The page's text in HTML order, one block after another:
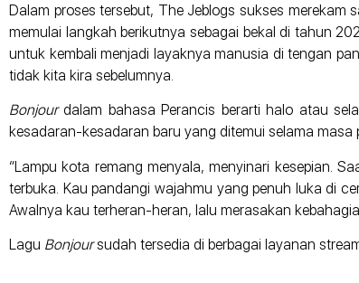
Dalam proses tersebut, The Jeblogs sukses merekam
memulai langkah berikutnya sebagai bekal di tahun
untuk kembali menjadi layaknya manusia di tengan
tidak kita kira sebelumnya.
Bonjourdalam bahasa Perancis berarti halo atau
kesadaran-kesadaran baru yang ditemui selama masa
“Lampu kota remang menyala, menyinari kesepian.
terbuka. Kau pandangi wajahmu yang penuh luka di
Awalnya kau terheran-heran, lalu merasakan
Lagu Bonjoursudah tersedia di berbagai layanan